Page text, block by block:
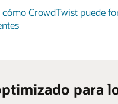
cómo CrowdTwist puede
para